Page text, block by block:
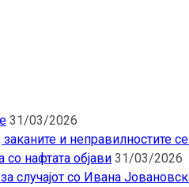
31/03/2026
и неправилностите
нафтата објави 31/03/2026
случајот со Ивана